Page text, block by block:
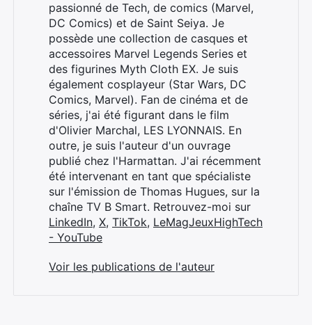
passionné de Tech, de comics (Marvel,
DC Comics) et de Saint Seiya. Je
possède une collection de casques et
accessoires Marvel Legends Series et
des figurines Myth Cloth EX. Je suis
également cosplayeur (Star Wars, DC
Comics, Marvel). Fan de cinéma et de
séries, j'ai été figurant dans le film
d'Olivier Marchal, LES LYONNAIS. En
outre, je suis l'auteur d'un ouvrage
publié chez l'Harmattan. J'ai récemment
été intervenant en tant que spécialiste
sur l'émission de Thomas Hugues, sur la
chaîne TV B Smart. Retrouvez-moi sur
LinkedIn, X, TikTok, LeMagJeuxHighTech
- YouTube
Voir les publications de l'auteur